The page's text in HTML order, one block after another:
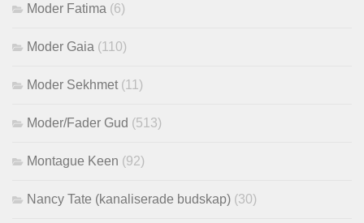
Moder Fatima (6)
Moder Gaia (110)
Moder Sekhmet (11)
Moder/Fader Gud (513)
Montague Keen (92)
Nancy Tate (kanaliserade budskap) (30)